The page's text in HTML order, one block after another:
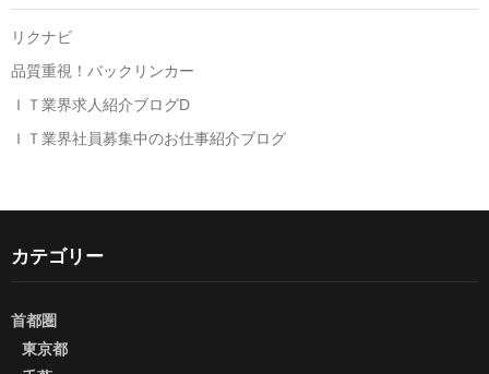
リクナビ
品質重視！バックリンカー
ＩＴ業界求人紹介ブログD
ＩＴ業界社員募集中のお仕事紹介ブログ
カテゴリー
首都圏
東京都